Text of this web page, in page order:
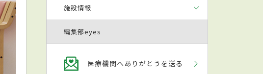
施設情報
編集部eyes
医療機関へありがとうを送る